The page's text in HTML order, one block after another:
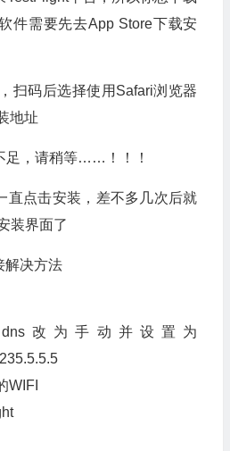
件需要先去App Store下载安
扫码后选择使用Safari浏览器
地址
足，请稍等……！！！
直点击安装，差不多几次后就
装界面了
解决方法
改为手动并设置为
WIFI